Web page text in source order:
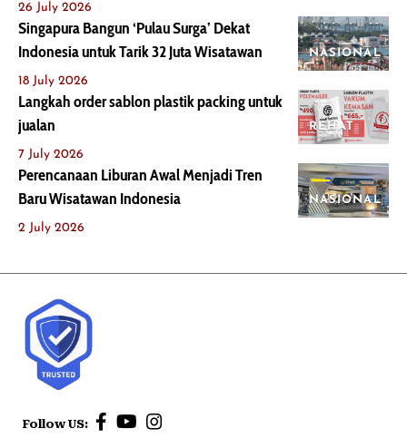
26 July 2026
NASIONAL
Singapura Bangun ‘Pulau Surga’ Dekat
Indonesia untuk Tarik 32 Juta Wisatawan
18 July 2026
REHAT
Langkah order sablon plastik packing untuk
jualan
7 July 2026
NASIONAL
Perencanaan Liburan Awal Menjadi Tren
Baru Wisatawan Indonesia
2 July 2026
Follow US: